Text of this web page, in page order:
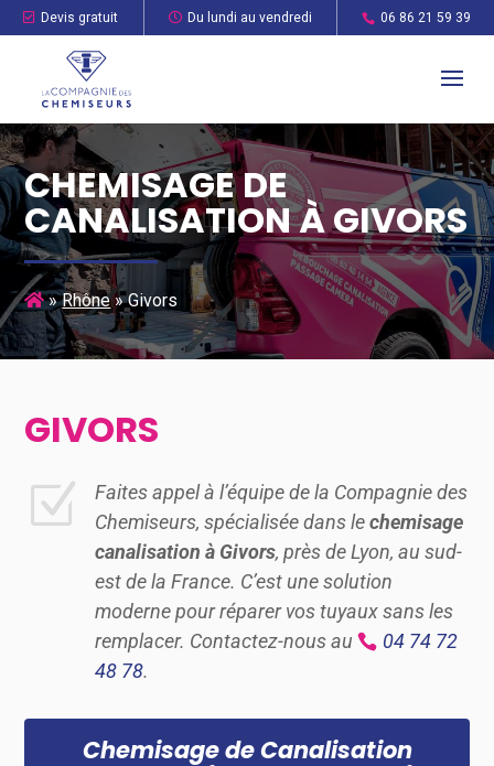
Devis gratuit Du lundi au vendredi 06 86 21 59 39
CHEMISAGE DE
CANALISATION À GIVORS
»Rhône»Givors
GIVORS
Z
Faites appel à l’équipe de la Compagnie des
Chemiseurs, spécialisée dans lechemisage
canalisation à Givors, près de Lyon, au sud-
est de la France. C’est une solution
moderne pour réparer vos tuyaux sans les
remplacer. Contactez-nous au
04 74 72
48 78.
Chemisage de Canalisation